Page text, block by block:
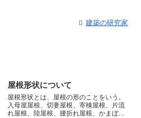
建築の研究家
屋根形状について
屋根形状とは、屋根の形のこと をいう。
入母屋屋根、切妻屋根、寄棟屋根、片流
れ屋根、陸屋根、腰折れ屋根、かまぼこ